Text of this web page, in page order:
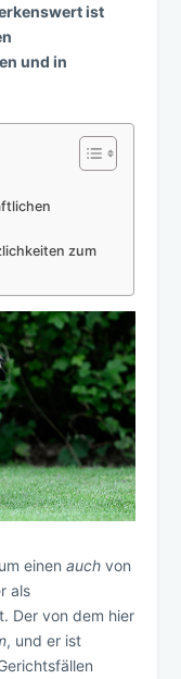
ist
und in
zum
einenauch von
als
Der von dem hier
, und er ist